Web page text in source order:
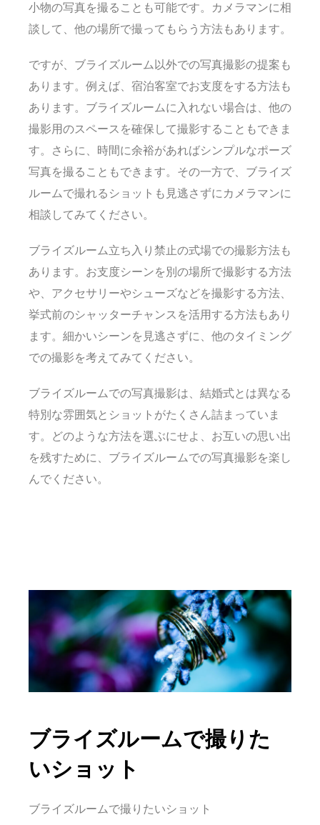
小物の写真を撮ることも可能です。カメラマンに相
談して、他の場所で撮ってもらう方法もあります。
ですが、ブライズルーム以外での写真撮影の提案も
あります。例えば、宿泊客室でお支度をする方法も
あります。ブライズルームに入れない場合は、他の
撮影用のスペースを確保して撮影することもできま
す。さらに、時間に余裕があればシンプルなポーズ
写真を撮ることもできます。その一方で、ブライズ
ルームで撮れるショットも見逃さずにカメラマンに
相談してみてください。
ブライズルーム立ち入り禁止の式場での撮影方法も
あります。お支度シーンを別の場所で撮影する方法
や、アクセサリーやシューズなどを撮影する方法、
挙式前のシャッターチャンスを活用する方法もあり
ます。細かいシーンを見逃さずに、他のタイミング
での撮影を考えてみてください。
ブライズルームでの写真撮影は、結婚式とは異なる
特別な雰囲気とショットがたくさん詰まっていま
す。どのような方法を選ぶにせよ、お互いの思い出
を残すために、ブライズルームでの写真撮影を楽し
んでください。
ブライズルームで撮りた
いショット
ブライズルームで撮りたいショット